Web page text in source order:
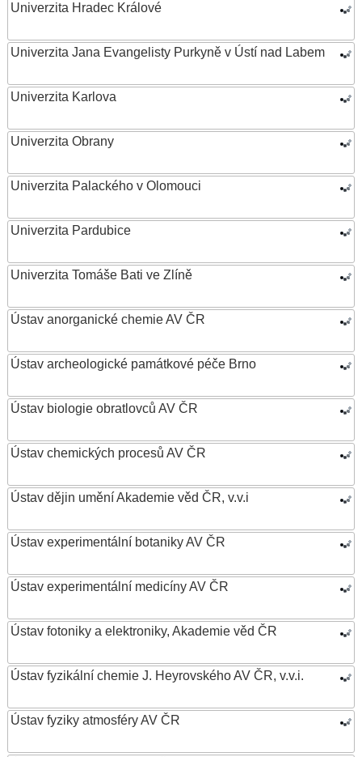
Univerzita Hradec Králové
Univerzita Jana Evangelisty Purkyně v Ústí nad Labem
Univerzita Karlova
Univerzita Obrany
Univerzita Palackého v Olomouci
Univerzita Pardubice
Univerzita Tomáše Bati ve Zlíně
Ústav anorganické chemie AV ČR
Ústav archeologické památkové péče Brno
Ústav biologie obratlovců AV ČR
Ústav chemických procesů AV ČR
Ústav dějin umění Akademie věd ČR, v.v.i
Ústav experimentální botaniky AV ČR
Ústav experimentální medicíny AV ČR
Ústav fotoniky a elektroniky, Akademie věd ČR
Ústav fyzikální chemie J. Heyrovského AV ČR, v.v.i.
Ústav fyziky atmosféry AV ČR